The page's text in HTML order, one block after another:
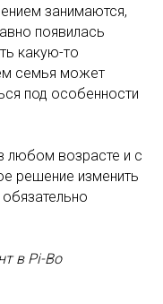
занимаются,
появилась
какую-то
семья может
под особенности
любом возрасте и с
решение изменить
в Pi-Bo